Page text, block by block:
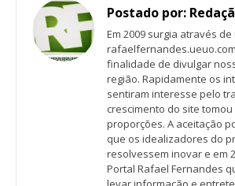
Postado por:
Em 2009 surgia através
finalidade de divulgar
região. Rapidamente os
sentiram interesse pelo
crescimento do site
proporções. A aceitação
que os idealizadores do
resolvessem inovar e em
Portal Rafael Fernandes